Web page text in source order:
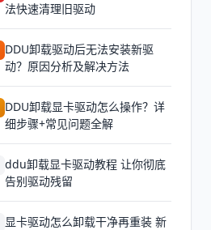
法快速清理旧驱动
DDU卸载驱动后无法安装新驱
动？原因分析及解决方法
DDU卸载显卡驱动怎么操作？详
细步骤+常见问题全解
ddu卸载显卡驱动教程 让你彻底
告别驱动残留
显卡驱动怎么卸载干净再重装 新